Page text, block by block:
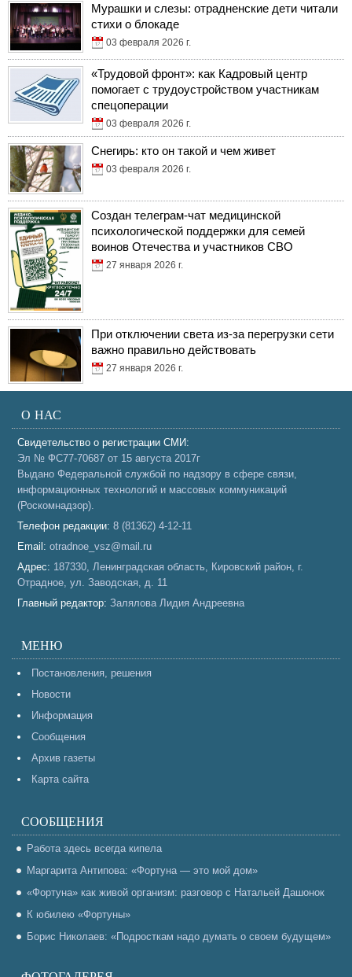
Мурашки и слезы: отрадненские дети читали
стихи о блокаде
03 февраля 2026 г.
«Трудовой фронт»: как Кадровый центр
помогает с трудоустройством участникам
спецоперации
03 февраля 2026 г.
Снегирь: кто он такой и чем живет
03 февраля 2026 г.
Создан телеграм-чат медицинской
психологической поддержки для семей
воинов Отечества и участников СВО
27 января 2026 г.
При отключении света из-за перегрузки сети
важно правильно действовать
27 января 2026 г.
О НАС
Свидетельство о регистрации СМИ:
Эл № ФС77-70687 от 15 августа 2017г
Выдано Федеральной службой по надзору в сфере связи,
информационных технологий и массовых коммуникаций
(Роскомнадзор).
Телефон редакции: 8 (81362) 4-12-11
Email: otradnoe_vsz@mail.ru
Адрес: 187330, Ленинградская область, Кировский район, г.
Отрадное, ул. Заводская, д. 11
Главный редактор: Залялова Лидия Андреевна
МЕНЮ
Постановления, решения
Новости
Информация
Сообщения
Архив газеты
Карта сайта
СООБЩЕНИЯ
Работа здесь всегда кипела
Маргарита Антипова: «Фортуна — это мой дом»
«Фортуна» как живой организм: разговор с Натальей Дашонок
К юбилею «Фортуны»
Борис Николаев: «Подросткам надо думать о своем будущем»